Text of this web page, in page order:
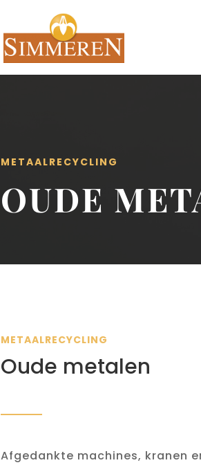
METAALRECYCLING
OUDE
METAALRECYCLING
Oude metalen
Afgedankte machines, kranen